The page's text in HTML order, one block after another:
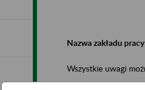
Nazwa zakładu
Wszystkie uwagi